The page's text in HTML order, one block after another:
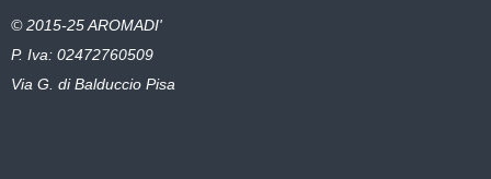
© 2015-25 AROMADI'
P. Iva: 02472760509
Via G. di Balduccio Pisa